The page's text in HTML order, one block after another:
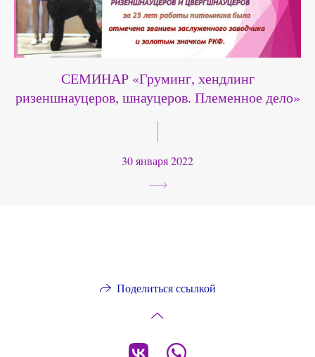
СЕМИНАР «Груминг, хендлинг
ризеншнауцеров, шнауцеров. Племенное дело»
30 января 2022
Поделиться ссылкой